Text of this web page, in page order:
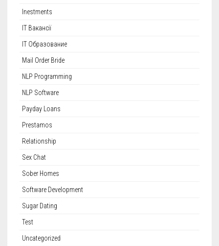
Inestments
IT Вакансії
IT Образование
Mail Order Bride
NLP Programming
NLP Software
Payday Loans
Prestamos
Relationship
Sex Chat
Sober Homes
Software Development
Sugar Dating
Test
Uncategorized